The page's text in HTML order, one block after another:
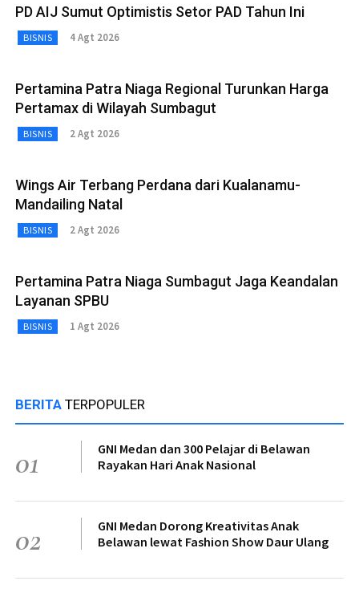
PD AIJ Sumut Optimistis Setor PAD Tahun Ini
BISNIS 4 Agt 2026
Pertamina Patra Niaga Regional Turunkan Harga
Pertamax di Wilayah Sumbagut
BISNIS 2 Agt 2026
Wings Air Terbang Perdana dari Kualanamu-
Mandailing Natal
BISNIS 2 Agt 2026
Pertamina Patra Niaga Sumbagut Jaga Keandalan
Layanan SPBU
BISNIS 1 Agt 2026
BERITA TERPOPULER
01
GNI Medan dan 300 Pelajar di Belawan
Rayakan Hari Anak Nasional
02
GNI Medan Dorong Kreativitas Anak
Belawan lewat Fashion Show Daur Ulang